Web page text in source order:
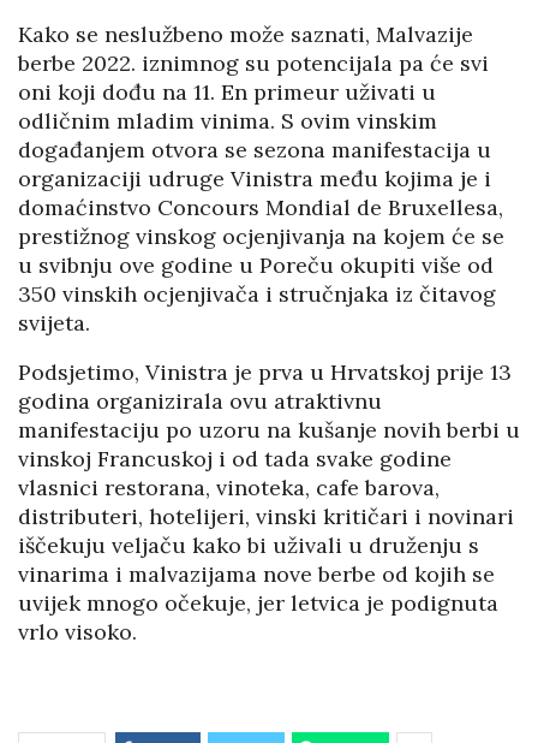
Kako se neslužbeno može saznati, Malvazije
berbe 2022. iznimnog su potencijala pa će svi
oni koji dođu na 11. En primeur uživati u
odličnim mladim vinima. S ovim vinskim
događanjem otvora se sezona manifestacija u
organizaciji udruge Vinistra među kojima je i
domaćinstvo Concours Mondial de Bruxellesa,
prestižnog vinskog ocjenjivanja na kojem će se
u svibnju ove godine u Poreču okupiti više od
350 vinskih ocjenjivača i stručnjaka iz čitavog
svijeta.
Podsjetimo, Vinistra je prva u Hrvatskoj prije 13
godina organizirala ovu atraktivnu
manifestaciju po uzoru na kušanje novih berbi u
vinskoj Francuskoj i od tada svake godine
vlasnici restorana, vinoteka, cafe barova,
distributeri, hotelijeri, vinski kritičari i novinari
iščekuju veljaču kako bi uživali u druženju s
vinarima i malvazijama nove berbe od kojih se
uvijek mnogo očekuje, jer letvica je podignuta
vrlo visoko.